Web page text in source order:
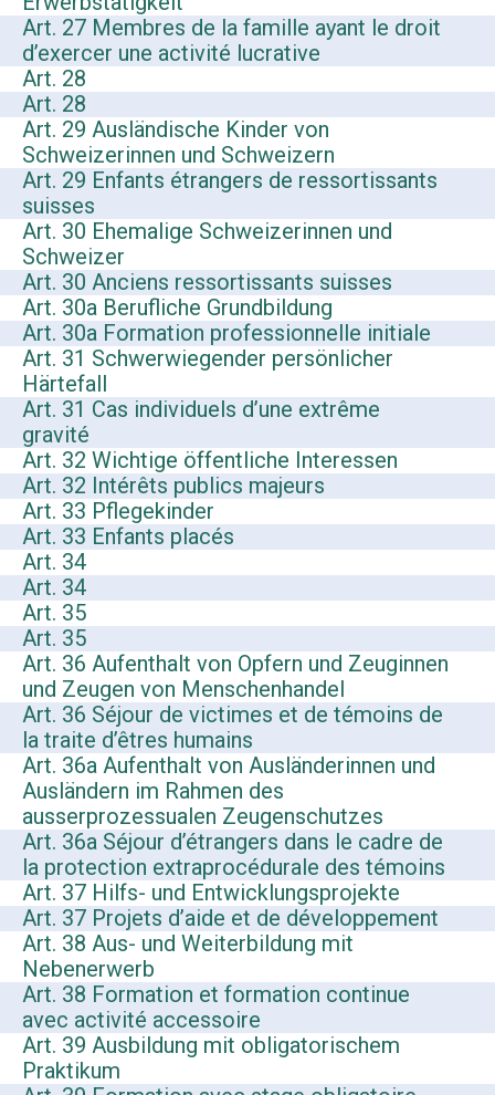
Art. 27 Membres de la famille ayant le droit
d’exercer une activité lucrative
Art. 28
Art. 28
Art. 29 Ausländische Kinder von
Schweizerinnen und Schweizern
Art. 29 Enfants étrangers de ressortissants
suisses
Art. 30 Ehemalige Schweizerinnen und
Schweizer
Art. 30 Anciens ressortissants suisses
Art. 30a Berufliche Grundbildung
Art. 30a Formation professionnelle initiale
Art. 31 Schwerwiegender persönlicher
Härtefall
Art. 31 Cas individuels d’une extrême
gravité
Art. 32 Wichtige öffentliche Interessen
Art. 32 Intérêts publics majeurs
Art. 33 Pflegekinder
Art. 33 Enfants placés
Art. 34
Art. 34
Art. 35
Art. 35
Art. 36 Aufenthalt von Opfern und Zeuginnen
und Zeugen von Menschenhandel
Art. 36 Séjour de victimes et de témoins de
la traite d’êtres humains
Art. 36a Aufenthalt von Ausländerinnen und
Ausländern im Rahmen des
ausserprozessualen Zeugenschutzes
Art. 36a Séjour d’étrangers dans le cadre de
la protection extraprocédurale des témoins
Art. 37 Hilfs- und Entwicklungsprojekte
Art. 37 Projets d’aide et de développement
Art. 38 Aus- und Weiterbildung mit
Nebenerwerb
Art. 38 Formation et formation continue
avec activité accessoire
Art. 39 Ausbildung mit obligatorischem
Praktikum